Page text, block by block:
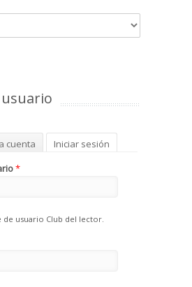
cuenta Iniciar sesión
nueva contraseña
*
de usuario Club del lector.